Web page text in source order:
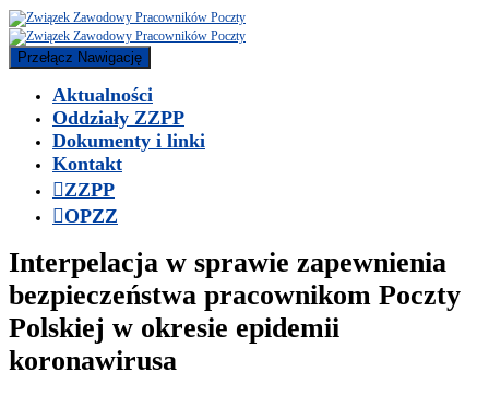
Przełącz Nawigację
Aktualności
Oddziały ZZPP
Dokumenty i linki
Kontakt
ZZPP
OPZZ
Interpelacja w sprawie zapewnienia
bezpieczeństwa pracownikom Poczty
Polskiej w okresie epidemii
koronawirusa